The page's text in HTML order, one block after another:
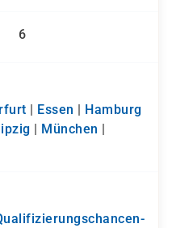
6
Essen
Hamburg
München